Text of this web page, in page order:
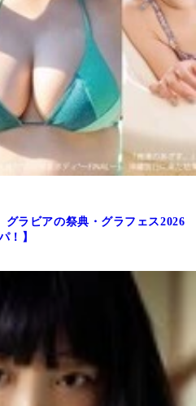
ラビアの祭典・グラフェス2026
！】